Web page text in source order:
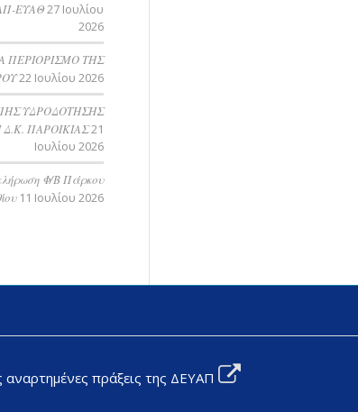
ΕΥΑΘ27 Ιουλίου
2026
ΠΕΡΙΟΡΙΣΜΟ ΤΗΣ
22 Ιουλίου 2026
ΥΔΡΟΔΟΤΗΣΗΣ
ΠΑΡΟΙΚΙΑΣ21
Ιουλίου 2026
Φ/Β Πάρκου
11 Ιουλίου 2026
αναρτημένες πράξεις της ΔΕΥΑΠ